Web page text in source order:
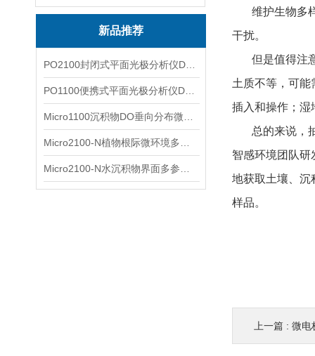
新品推荐
维护生物多
干扰。
但是值得注
土质不等，可
插入和操作；湿
总的来说，
智感环境团队
地获取土壤、沉
样品。
上一篇 : 微电